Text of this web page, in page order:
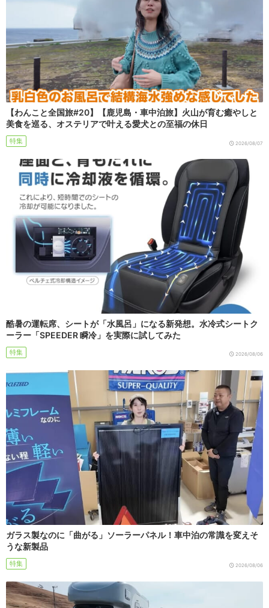
【わんこと全国旅#20】【鹿児島・車中泊旅】火山が育む癒やしと
美食を巡る、オステリアで叶える愛犬との至福の休日
特集 2026/08/07
酷暑の運転席、シートが「水風呂」になる新発想。水冷式シートク
ーラー「SPEEDER 瞬冷」を実際に試してみた
特集 2026/08/06
ガラス製なのに「曲がる」ソーラーパネル！車中泊の常識を変えそ
うな新製品
特集 2026/08/06